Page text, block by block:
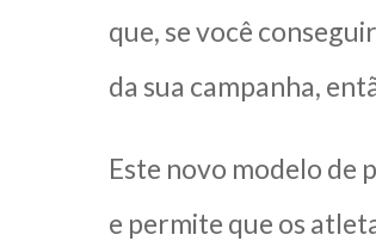
que, se você conseguir
da sua campanha,
Este novo modelo de
e permite que os